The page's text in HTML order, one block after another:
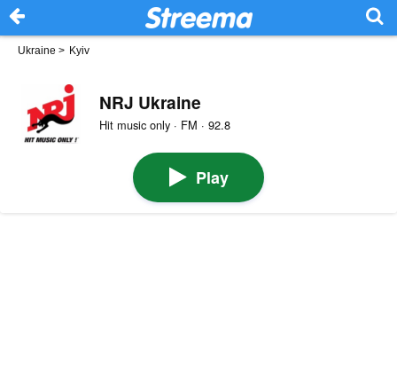
Ukraine > Kyiv
NRJ Ukraine
Hit music only · FM · 92.8
Play